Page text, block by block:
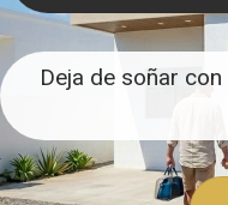
Deja de soñar